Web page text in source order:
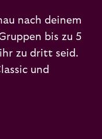
nach deinem
bis zu 5
zu dritt seid.
und